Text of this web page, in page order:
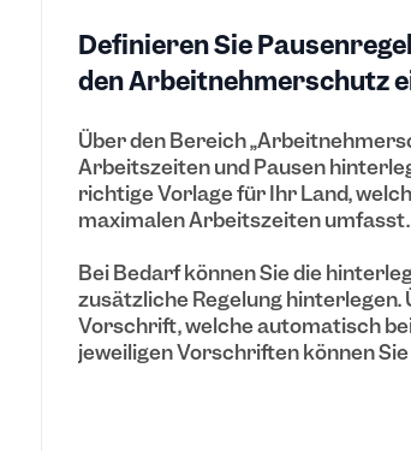
Definieren Sie
den Arbeitnehmerschutz
Über den Bereich
Arbeitszeiten und Pausen
richtige Vorlage für Ihr Land,
maximalen Arbeitszeiten umfasst.
Bei Bedarf können Sie die
zusätzliche Regelung
Vorschrift, welche automatisch
jeweiligen Vorschriften können